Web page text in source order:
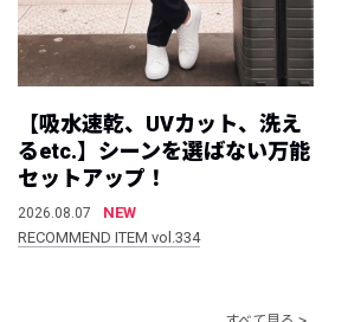
【吸水速乾、UVカット、洗え
るetc.】シーンを選ばない万能
セットアップ！
2026.08.07
NEW
RECOMMEND ITEM vol.334